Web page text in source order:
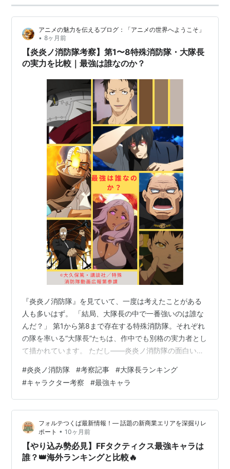
アニメの魅力を伝えるブログ：「アニメの世界へようこそ」
• 8ヶ月前
【炎炎ノ消防隊考察】第1〜8特殊消防隊・大隊長
の実力を比較｜最強は誰なのか？
『炎炎ノ消防隊』を見ていて、一度は考えたことがある
人も多いはず。 「結局、大隊長の中で一番強いのは誰な
んだ？」 第1から第8まで存在する特殊消防隊。それぞれ
の隊を率いる“大隊長”たちは、作中でも別格の実力者とし
て描かれています。 ただし――炎炎ノ消防隊の面白いと
ね。 純粋な戦闘力、指揮官としての力量、そして物語上
で背負っている役割。 この記事では、公式に「大隊長」
とされている人物に絞り、ファン目線で実力を比較・考
察していきます。 全巻配信中 炎炎ノ消防隊 特殊消防隊
の熱き戦いを、今すぐ電子書籍で。全巻まとめ読みなら
DMMブックス！ DMMブックス…
#炎炎ノ消防隊 #考察記事 #大隊長ランキング
#キャラクター考察 #最強キャラ
フォルテつくば最新情報！— 話題の新商業エリアを深掘りレ
ポート • 10ヶ月前
【やり込み勢必見】FFタクティクス最強キャラは
誰？👑海外ランキングと比較🔥